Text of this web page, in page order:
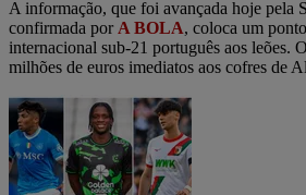
A informação, que foi avançada hoje pela
confirmada por A BOLA, coloca um
internacional sub-21 português aos leões.
milhões de euros imediatos aos cofres de